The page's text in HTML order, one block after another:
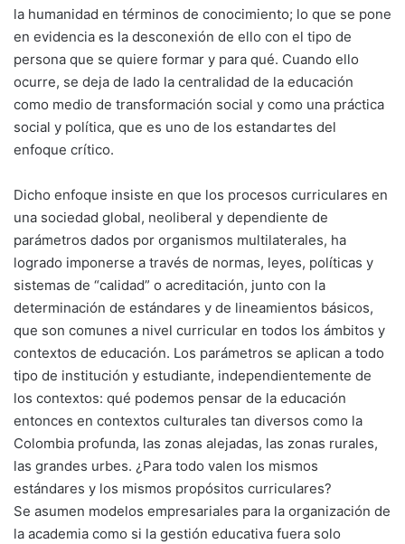
la humanidad en términos de conocimiento; lo que se pone
en evidencia es la desconexión de ello con el tipo de
persona que se quiere formar y para qué. Cuando ello
ocurre, se deja de lado la centralidad de la educación
como medio de transformación social y como una práctica
social y política, que es uno de los estandartes del
enfoque crítico.
Dicho enfoque insiste en que los procesos curriculares en
una sociedad global, neoliberal y dependiente de
parámetros dados por organismos multilaterales, ha
logrado imponerse a través de normas, leyes, políticas y
sistemas de “calidad” o acreditación, junto con la
determinación de estándares y de lineamientos básicos,
que son comunes a nivel curricular en todos los ámbitos y
contextos de educación. Los parámetros se aplican a todo
tipo de institución y estudiante, independientemente de
los contextos: qué podemos pensar de la educación
entonces en contextos culturales tan diversos como la
Colombia profunda, las zonas alejadas, las zonas rurales,
las grandes urbes. ¿Para todo valen los mismos
estándares y los mismos propósitos curriculares?
Se asumen modelos empresariales para la organización de
la academia como si la gestión educativa fuera solo